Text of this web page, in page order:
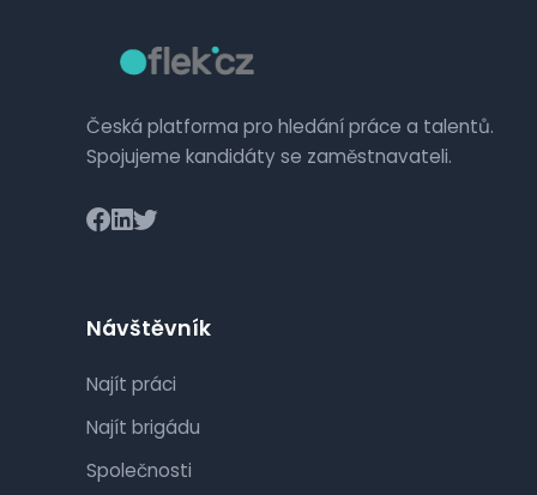
Česká platforma pro hledání práce a talentů.
Spojujeme kandidáty se zaměstnavateli.
Návštěvník
Najít práci
Najít brigádu
Společnosti